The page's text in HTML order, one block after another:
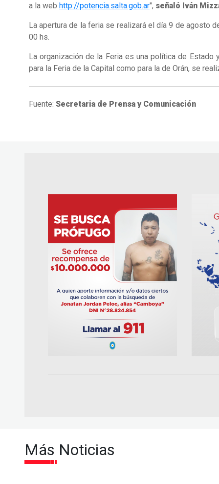
a la web http://potencia.salta.gob.ar", señaló Iván
La apertura de la feria se realizará el día 9 de agosto
00 hs.
La organización de la Feria es una política de
para la Feria de la Capital como para la de Orán, se
Fuente: Secretaria de Prensa y Comunicación
Más Noticias